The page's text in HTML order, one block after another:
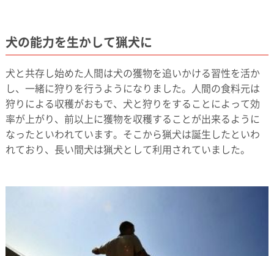
犬の能力を生かして猟犬に
犬と共存し始めた人間は犬の獲物を追いかける習性を活か
し、一緒に狩りを行うようになりました。人間の食料元は
狩りによる収穫がおもで、犬と狩りをすることによって効
率が上がり、前以上に獲物を収穫することが出来るように
なったといわれています。そこから猟犬は誕生したといわ
れており、長い間犬は猟犬として利用されていました。